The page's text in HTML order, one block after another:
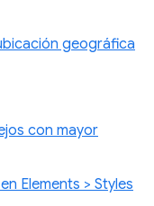
geográfica
con mayor
Elements > Styles